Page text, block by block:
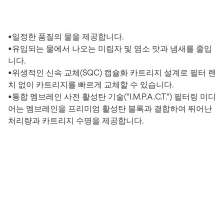
•일정한 품질의 물을 제공합니다.
•유입되는 물에서 나오는 미립자 및 염소 맛과 냄새를 줄입
니다.
•위생적인 신속 교체(SQC) 캡슐화 카트리지 설계로 필터 렌
치 없이 카트리지를 빠르게 교체할 수 있습니다.
•통합 멤브레인 사전 활성탄 기술("I.M.P.A.C.T.") 필터링 미디
어는 멤브레인을 프리미엄 활성탄 블록과 결합하여 뛰어난
처리량과 카트리지 수명을 제공합니다.